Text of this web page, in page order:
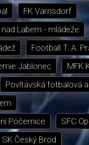
FK Varnsdorf
nad Labem - mládeže
Football T. A.
Jablonec
MFK
Povltavská fotbalová
Počernice
SFC
SK Český Brod